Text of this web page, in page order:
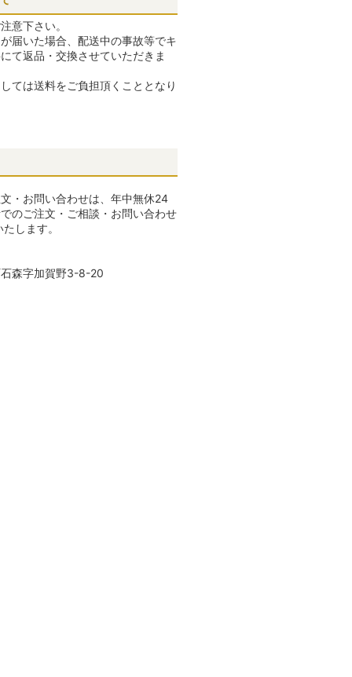
意下さい。
届いた場合、配送中の事故等でキ
て返品・交換させていただきま
ては送料をご負担頂くこととなり
・お問い合わせは、年中無休24
のご注文・ご相談・お問い合わせ
します。
森字加賀野3-8-20